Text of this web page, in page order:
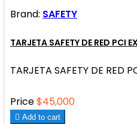
Brand: SAFETY
TARJETA SAFETY DE RED PCI
TARJETA SAFETY DE RED
Price$45,000
 Add to cart